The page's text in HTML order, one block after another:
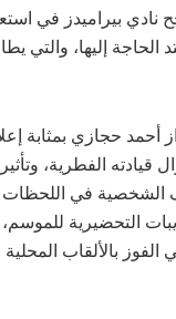
نادي بيراميدز في
الحاجة إليها، والتي
أحمد حجازي بمثابة
قيادته الفطرية،
الشخصية في
التحضيرية
بالألقاب المحلية